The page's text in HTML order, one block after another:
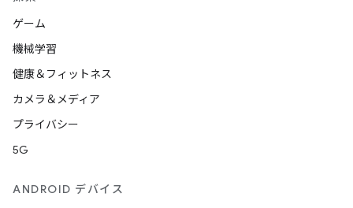
ゲーム
機械学習
健康＆フィットネス
カメラ＆メディア
プライバシー
5G
ANDROID デバイス